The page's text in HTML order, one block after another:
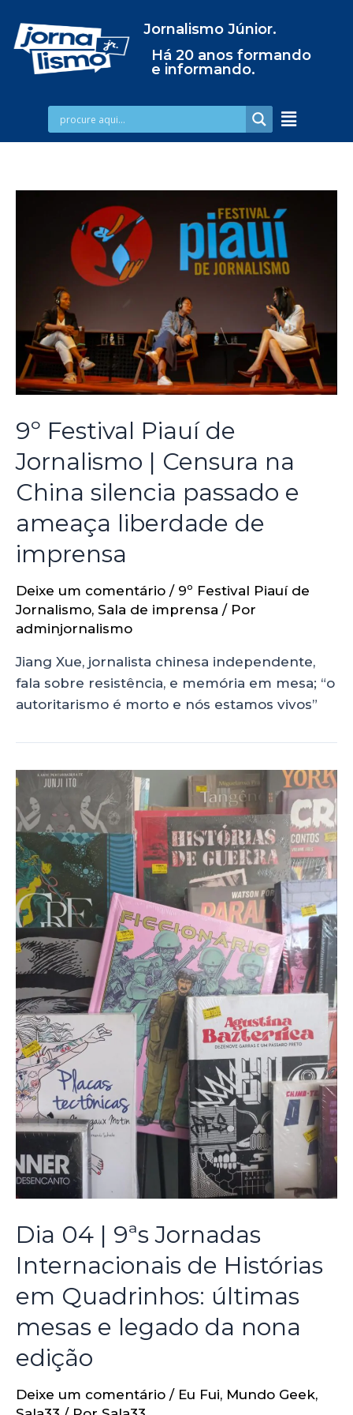
Jornalismo Júnior.
Há 20 anos formando
e informando.
9º Festival Piauí de
Jornalismo | Censura na
China silencia passado e
ameaça liberdade de
imprensa
Deixe um comentário / 9º Festival Piauí de
Jornalismo, Sala de imprensa / Por
adminjornalismo
Jiang Xue, jornalista chinesa independente,
fala sobre resistência, e memória em mesa; “o
autoritarismo é morto e nós estamos vivos”
Dia 04 | 9ªs Jornadas
Internacionais de Histórias
em Quadrinhos: últimas
mesas e legado da nona
edição
Deixe um comentário / Eu Fui, Mundo Geek,